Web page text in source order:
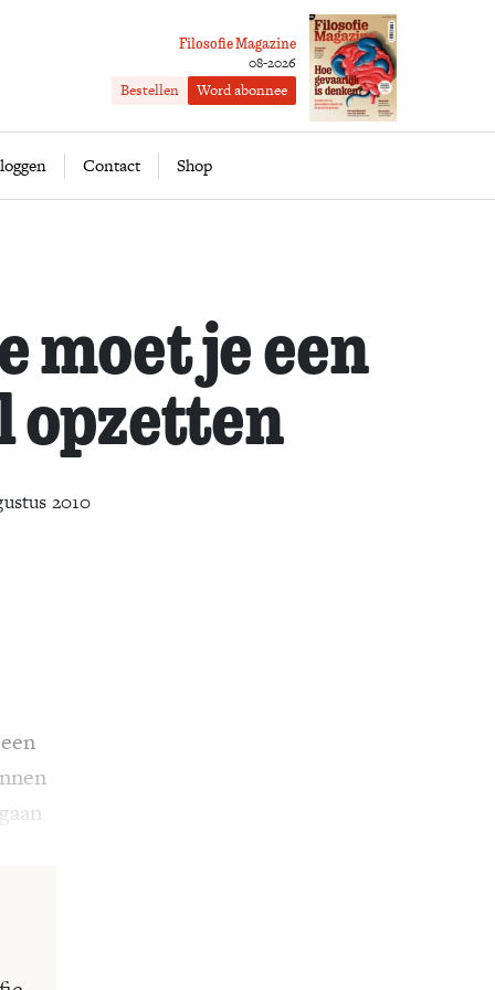
Filosofie Magazine
08-2026
Bestellen Word abonnee
Contact Shop
Word abonnee
moet je een
opzetten
2010